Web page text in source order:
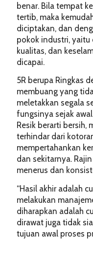
benar. Bila tempat
tertib, maka
diciptakan, dan
pokok industri,
kualitas, dan
dicapai.
5R berupa Ringkas
membuang yang
meletakkan segala
fungsinya sejak
Resik berarti bersih,
terhindar dari
mempertahankan
dan sekitarnya.
menerus dan
“Hasil akhir adalah
melakukan
diharapkan adalah
dirawat juga tidak
tujuan awal proses